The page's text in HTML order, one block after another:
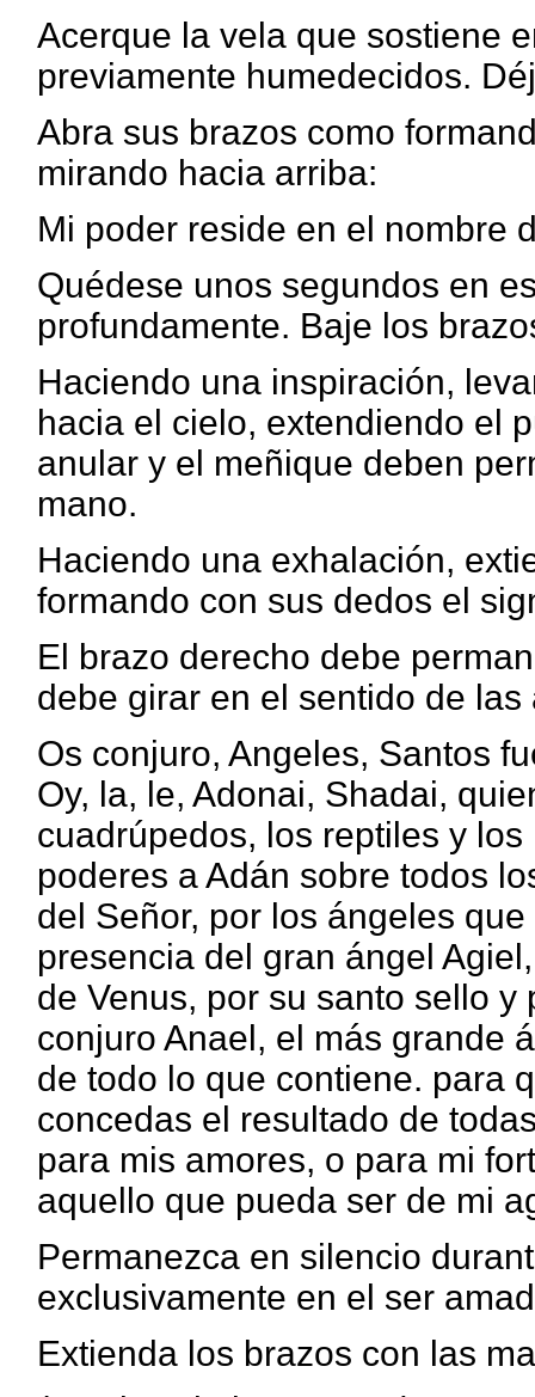
Acerque la vela que sostiene
previamente humedecidos.
Abra sus brazos como
mirando hacia arriba:
Mi poder reside en el nombre
Quédese unos segundos en
profundamente. Baje los
Haciendo una inspiración,
hacia el cielo, extendiendo el
anular y el meñique deben
mano.
Haciendo una exhalación,
formando con sus dedos el
El brazo derecho debe
debe girar en el sentido de
Os conjuro, Angeles, Santos
Oy, la, le, Adonai, Shadai,
cuadrúpedos, los reptiles y
poderes a Adán sobre todos
del Señor, por los ángeles
presencia del gran ángel
de Venus, por su santo sello
conjuro Anael, el más grande
de todo lo que contiene. para
concedas el resultado de
para mis amores, o para mi
aquello que pueda ser de mi
Permanezca en silencio
exclusivamente en el ser
Extienda los brazos con las